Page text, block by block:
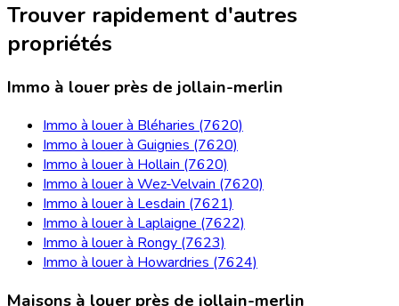
Trouver rapidement d'autres
propriétés
Immo à louer près de jollain-merlin
Immo à louer à Bléharies (7620)
Immo à louer à Guignies (7620)
Immo à louer à Hollain (7620)
Immo à louer à Wez-Velvain (7620)
Immo à louer à Lesdain (7621)
Immo à louer à Laplaigne (7622)
Immo à louer à Rongy (7623)
Immo à louer à Howardries (7624)
Maisons à louer près de jollain-merlin